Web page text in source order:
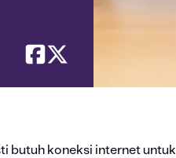
butuh koneksi internet untuk